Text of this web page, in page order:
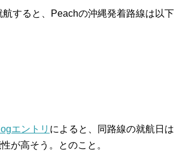
航すると、Peachの沖縄発着路線は以下
エントリ によると、同路線の就航日は
が高そう。とのこと。